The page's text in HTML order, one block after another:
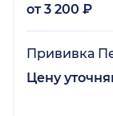
от 3 200 ₽
Прививка
Цену